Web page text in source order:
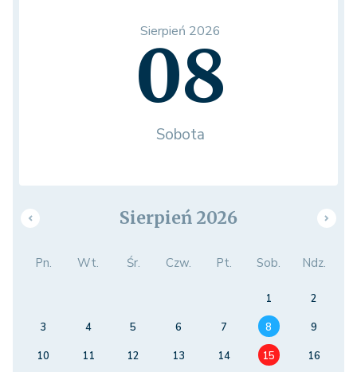
Sierpień 2026
08
Sobota
Sierpień 2026
Pn. Wt. Śr. Czw. Pt. Sob. Ndz.
1
2
3
4 5 6 7 8
9
10
11 12 13 14 15
16